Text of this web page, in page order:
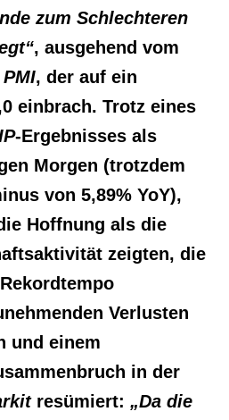
zum Schlechteren
, ausgehend vom
, der auf ein
einbrach. Trotz eines
-Ergebnisses als
Morgen (trotzdem
von 5,89% YoY),
Hoffnung als die
zeigten, die
Verlusten
und einem
in der
resümiert: „Da die